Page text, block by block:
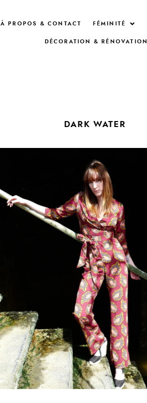
À PROPOS & CONTACT FÉMINITÉ
DÉCORATION & RÉNOVATION
DARK WATER